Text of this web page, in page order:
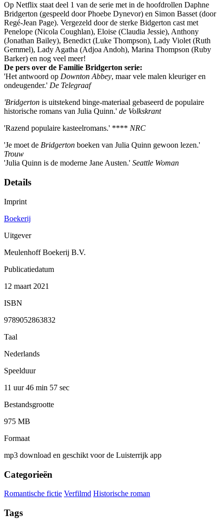
Op Netflix staat deel 1 van de serie met in de hoofdrollen Daphne
Bridgerton (gespeeld door Phoebe Dynevor) en Simon Basset (door
Regé-Jean Page). Vergezeld door de sterke Bidgerton cast met
Penelope (Nicola Coughlan), Eloise (Claudia Jessie), Anthony
(Jonathan Bailey), Benedict (Luke Thompson), Lady Violet (Ruth
Gemmel), Lady Agatha (Adjoa Andoh), Marina Thompson (Ruby
Barker) en nog veel meer!
De pers over de Familie Bridgerton serie:
'Het antwoord op Downton Abbey, maar vele malen kleuriger en
ondeugender.' De Telegraaf
'Bridgerton is uitstekend binge-materiaal gebaseerd de populaire
historische romans van Julia Quinn.' de Volkskrant
'Razend populaire kasteelromans.' **** NRC
'Je moet de Bridgerton boeken van Julia Quinn gewoon lezen.'
Trouw
'Julia Quinn is de moderne Jane Austen.' Seattle Woman
Details
Imprint
Boekerij
Uitgever
Meulenhoff Boekerij B.V.
Publicatiedatum
12 maart 2021
ISBN
9789052863832
Taal
Nederlands
Speelduur
11 uur 46 min 57 sec
Bestandsgrootte
975 MB
Formaat
mp3 download en geschikt voor de Luisterrijk app
Categorieën
Romantische fictie Verfilmd Historische roman
Tags